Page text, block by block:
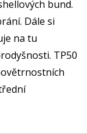
bund.
Dále si
na tu
TP50